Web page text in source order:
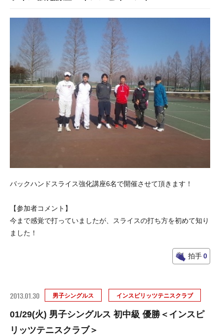
バックハンドスライス強化講座6名で開催させて頂きます！
【参加者コメント】
今まで感覚で打っていましたが、スライスの打ち方を初めて知り
ました！
拍手0
2013.01.30 男子シングルス インスピリッツテニスクラブ
01/29(火) 男子シングルス 初中級 優勝＜インスピ
リッツテニスクラブ＞